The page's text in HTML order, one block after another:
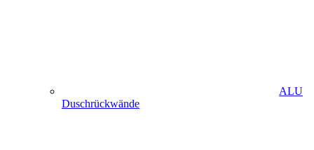
ALU
Duschrückwände